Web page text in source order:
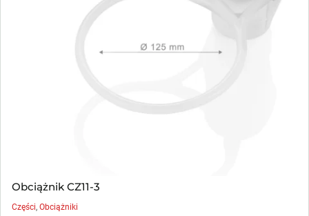
Obciążnik CZ11-3
Części,Obciążniki